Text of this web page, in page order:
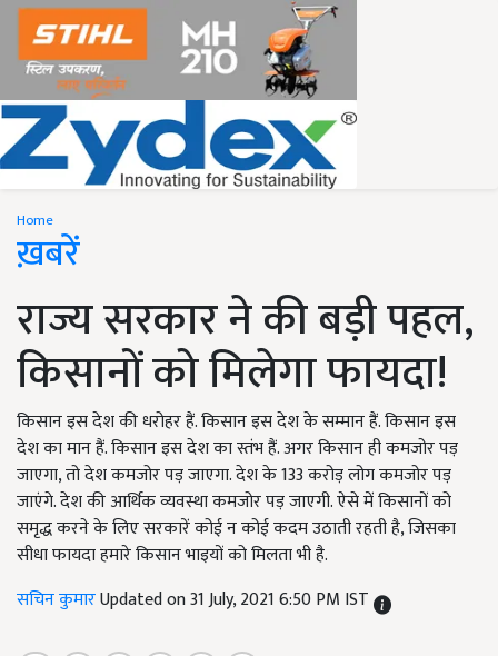
Home
ख़बरें
राज्य सरकार ने की बड़ी पहल,
किसानों को मिलेगा फायदा!
किसान इस देश की धरोहर हैं. किसान इस देश के सम्मान हैं. किसान इस
देश का मान हैं. किसान इस देश का स्तंभ हैं. अगर किसान ही कमजोर पड़
जाएगा, तो देश कमजोर पड़ जाएगा. देश के 133 करोड़ लोग कमजोर पड़
जाएंगे. देश की आर्थिक व्यवस्था कमजोर पड़ जाएगी. ऐसे में किसानों को
समृद्ध करने के लिए सरकारें कोई न कोई कदम उठाती रहती है, जिसका
सीधा फायदा हमारे किसान भाइयों को मिलता भी है.
सचिन कुमारUpdated on 31 July, 2021 6:50 PM IST